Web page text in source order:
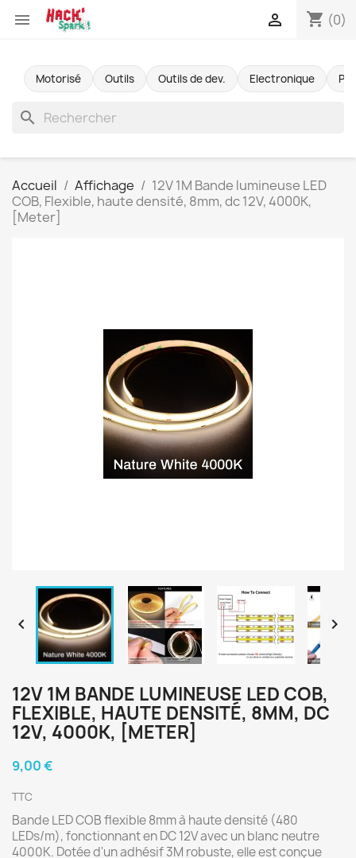
 shopping_cart (0)

Motorisé Outils Outils de dev. Electronique
search
Accueil Affichage
12V 1M Bande lumineuse LED
COB, Flexible, haute densité, 8mm, dc 12V, 4000K,
[Meter]
 
12V 1M BANDE LUMINEUSE LED COB,
FLEXIBLE, HAUTE DENSITÉ, 8MM, DC
12V, 4000K, [METER]
9,00 €
TTC
Bande LED COB flexible 8mm à haute densité (480
LEDs/m), fonctionnant en DC 12V avec un blanc neutre
4000K. Dotée d'un adhésif 3M robuste, elle est conçue